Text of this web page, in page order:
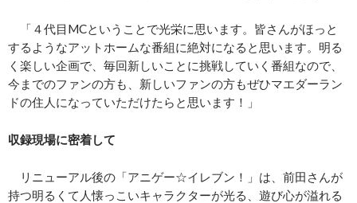
「４代目MCということで光栄に思います。皆さんがほっと
するようなアットホームな番組に絶対になると思います。明る
く楽しい企画で、毎回新しいことに挑戦していく番組なので、
今までのファンの方も、新しいファンの方もぜひマエダーラン
ドの住人になっていただけたらと思います！」
収録現場に密着して
リニューアル後の「アニゲー☆イレブン！」は、前田さんが
持つ明るくて人懐っこいキャラクターが光る、遊び心が溢れる